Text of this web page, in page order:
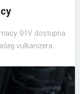
91V dostupna
vulkanizera.